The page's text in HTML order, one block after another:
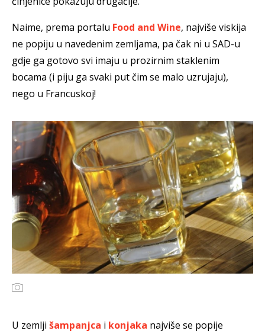
Naime, prema portalu Food and Wine, najviše viskija
ne popiju u navedenim zemljama, pa čak ni u SAD-u
gdje ga gotovo svi imaju u prozirnim staklenim
bocama (i piju ga svaki put čim se malo uzrujaju),
nego u Francuskoj!
U zemlji šampanjca i konjaka najviše se popije